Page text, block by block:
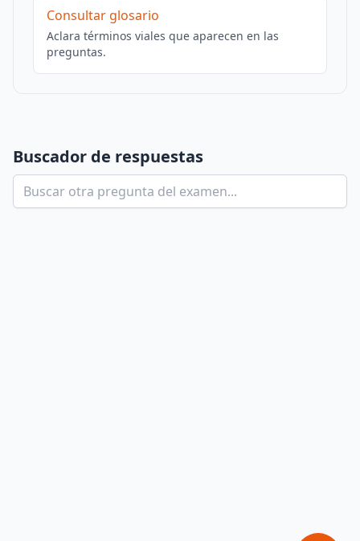
Consultar glosario
Aclara términos viales que aparecen en las
preguntas.
Buscador de respuestas